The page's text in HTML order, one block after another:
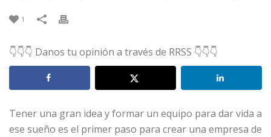
1
👇👇👇 Danos tu opinión a través de RRSS 👇👇👇
Tener una gran idea y formar un equipo para dar vida a
ese sueño es el primer paso para crear una empresa de